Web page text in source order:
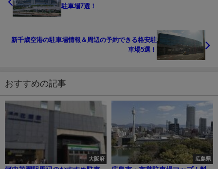
駐車場7選！
新千歳空港の駐車場情報＆周辺の予約できる格安駐
車場5選！
おすすめの記事
大阪府 広島県